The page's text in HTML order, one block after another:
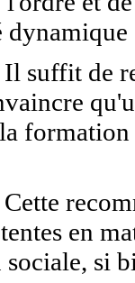
suffit de
en
si